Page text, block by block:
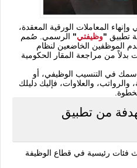
المعاملات الورقية المعقدة،
تطبيق "وظيفتي" الرسمي. صُمم
الموظفين الخاضعين لنظام
بدلاً من مراجعة المقار الحكومية
في التنسيب الوظيفي، أو
والرواتب، والعلاوات، فإليك دليلك
من تطبيق
فئات رئيسية في قطاع الوظيفة